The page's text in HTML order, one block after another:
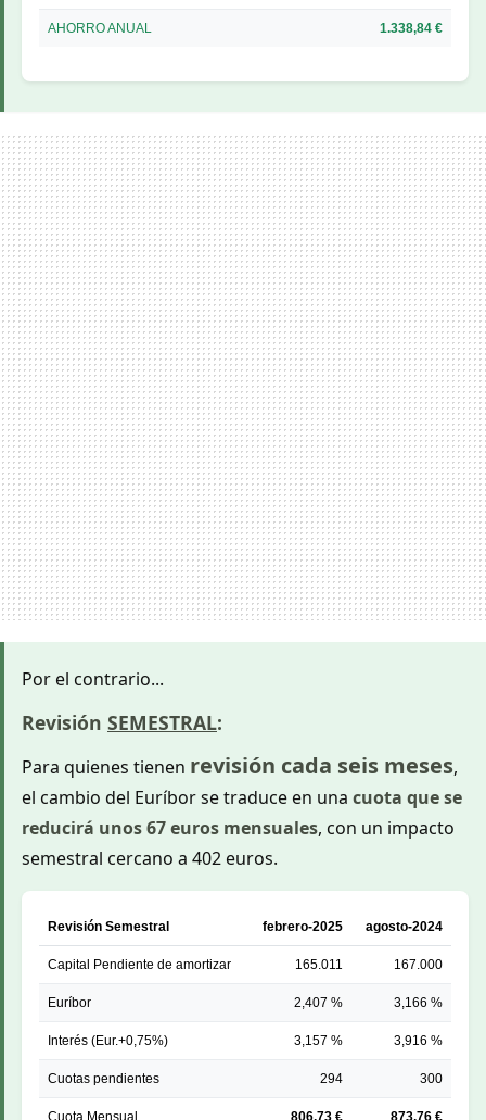
AHORRO ANUAL 1.338,84 €
Por el contrario...
Revisión SEMESTRAL:
Para quienes tienen revisión cada seis meses,
el cambio del Euríbor se traduce en una cuota que se
reducirá unos 67 euros mensuales, con un impacto
semestral cercano a 402 euros.
Revisión Semestral febrero-2025 agosto-2024
Capital Pendiente de amortizar 165.011 167.000
Euríbor 2,407 % 3,166 %
Interés (Eur.+0,75%) 3,157 % 3,916 %
Cuotas pendientes 294 300
Cuota Mensual 806,73 € 873,76 €